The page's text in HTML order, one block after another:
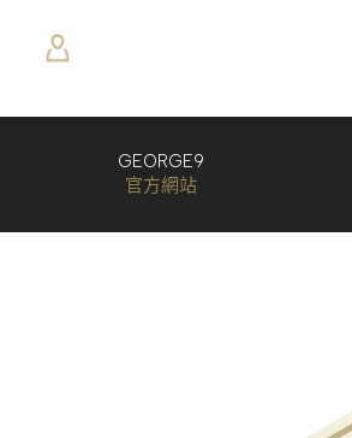
GEORGE9
官方網站